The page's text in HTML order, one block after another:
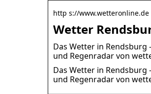
http s://www.wetteronline.de
Wetter
Das Wetter in
und Regenradar von
Das Wetter in
und Regenradar von